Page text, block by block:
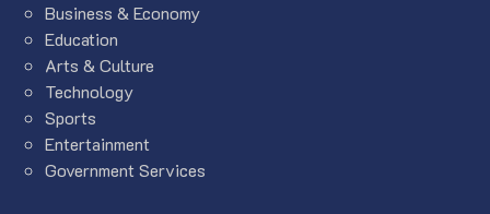
Business & Economy
Education
Arts & Culture
Technology
Sports
Entertainment
Government Services